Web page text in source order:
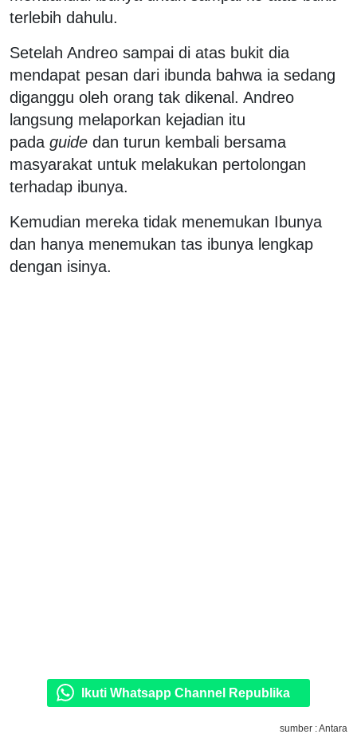
terlebih dahulu.
Setelah Andreo sampai di atas bukit dia
mendapat pesan dari ibunda bahwa ia sedang
diganggu oleh orang tak dikenal. Andreo
langsung melaporkan kejadian itu
pada guide dan turun kembali bersama
masyarakat untuk melakukan pertolongan
terhadap ibunya.
Kemudian mereka tidak menemukan Ibunya
dan hanya menemukan tas ibunya lengkap
dengan isinya.
Ikuti Whatsapp Channel Republika
sumber : Antara